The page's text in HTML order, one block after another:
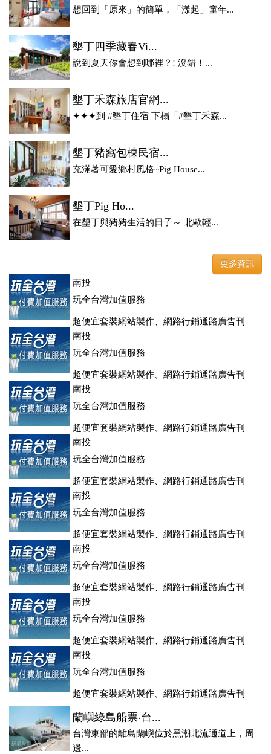
想回到「原來」的簡單，「漾起」童年...
墾丁四季藏春Vi...
說到夏天你會想到哪裡？! 沒錯！...
墾丁禾森旅店官網...
✦✦✦到 #墾丁住宿 下榻「#墾丁禾森...
墾丁豬窩包棟民宿...
充滿著可愛鄉村風格~Pig House...
墾丁Pig Ho...
在墾丁與豬豬生活的日子～ 北歐輕...
更多資訊
南投
玩全台灣加值服務
超便宜套裝網站製作、網路行銷通路廣告刊
登、訂房系統、客房委託旅行社銷售，全面優惠中....
南投
玩全台灣加值服務
超便宜套裝網站製作、網路行銷通路廣告刊
登、訂房系統、客房委託旅行社銷售，全面優惠中....
南投
玩全台灣加值服務
超便宜套裝網站製作、網路行銷通路廣告刊
登、訂房系統、客房委託旅行社銷售，全面優惠中....
南投
玩全台灣加值服務
超便宜套裝網站製作、網路行銷通路廣告刊
登、訂房系統、客房委託旅行社銷售，全面優惠中....
南投
玩全台灣加值服務
超便宜套裝網站製作、網路行銷通路廣告刊
登、訂房系統、客房委託旅行社銷售，全面優惠中....
南投
玩全台灣加值服務
超便宜套裝網站製作、網路行銷通路廣告刊
登、訂房系統、客房委託旅行社銷售，全面優惠中....
南投
玩全台灣加值服務
超便宜套裝網站製作、網路行銷通路廣告刊
登、訂房系統、客房委託旅行社銷售，全面優惠中....
南投
玩全台灣加值服務
超便宜套裝網站製作、網路行銷通路廣告刊
登、訂房系統、客房委託旅行社銷售，全面優惠中....
蘭嶼綠島船票‧台...
台灣東部的離島蘭嶼位於黑潮北流通道上，周
邊...